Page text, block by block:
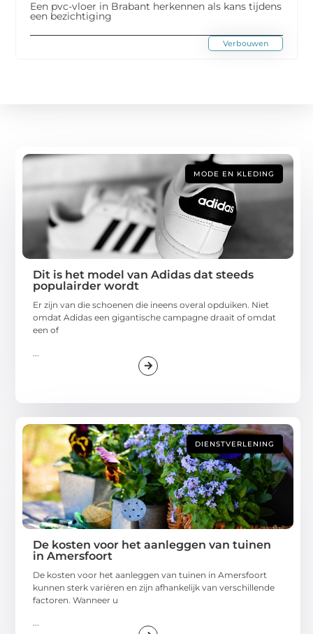
Een pvc-vloer in Brabant herkennen als kans tijdens
een bezichtiging
Verbouwen
MODE EN KLEDING
Dit is het model van Adidas dat steeds
populairder wordt
Er zijn van die schoenen die ineens overal opduiken. Niet
omdat Adidas een gigantische campagne draait of omdat
een of
DIENSTVERLENING
De kosten voor het aanleggen van tuinen
in Amersfoort
De kosten voor het aanleggen van tuinen in Amersfoort
kunnen sterk variëren en zijn afhankelijk van verschillende
factoren. Wanneer u
...